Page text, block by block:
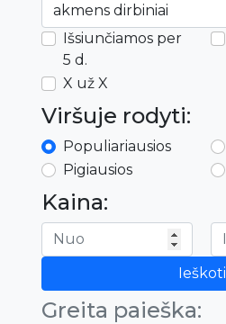
Išsiunčiamos per
5 d.
X už X
Viršuje rodyti:
Populiariausios
Pigiausios
Kaina:
Ieškoti
Greita paieška: